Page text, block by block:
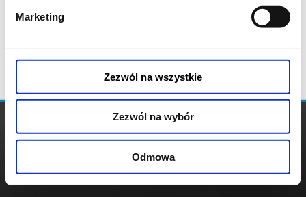
Marketing
Zezwól na wszystkie
Zezwól na wybór
Odmowa
POLITYKA
POLITYKA